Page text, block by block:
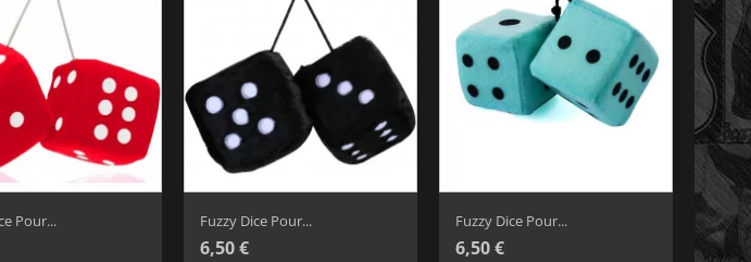
Pour... Fuzzy Dice Pour...
6,50 €
Fuzzy Dice Pour...
6,50 €